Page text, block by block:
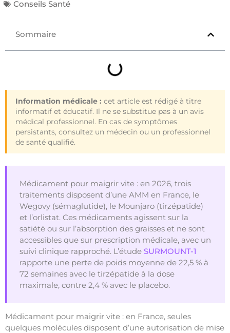
Conseils Santé
Sommaire
Information médicale : cet article est rédigé à titre
informatif et éducatif. Il ne se substitue pas à un avis
médical professionnel. En cas de symptômes
persistants, consultez un médecin ou un professionnel
de santé qualifié.
Médicament pour maigrir vite : en 2026, trois
traitements disposent d’une AMM en France, le
Wegovy (sémaglutide), le Mounjaro (tirzépatide)
et l’orlistat. Ces médicaments agissent sur la
satiété ou sur l’absorption des graisses et ne sont
accessibles que sur prescription médicale, avec un
suivi clinique rapproché. L’étude SURMOUNT-1
rapporte une perte de poids moyenne de 22,5 % à
72 semaines avec le tirzépatide à la dose
maximale, contre 2,4 % avec le placebo.
Médicament pour maigrir vite : en France, seules
quelques molécules disposent d’une autorisation de mise